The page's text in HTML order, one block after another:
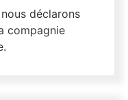
déclarons
compagnie